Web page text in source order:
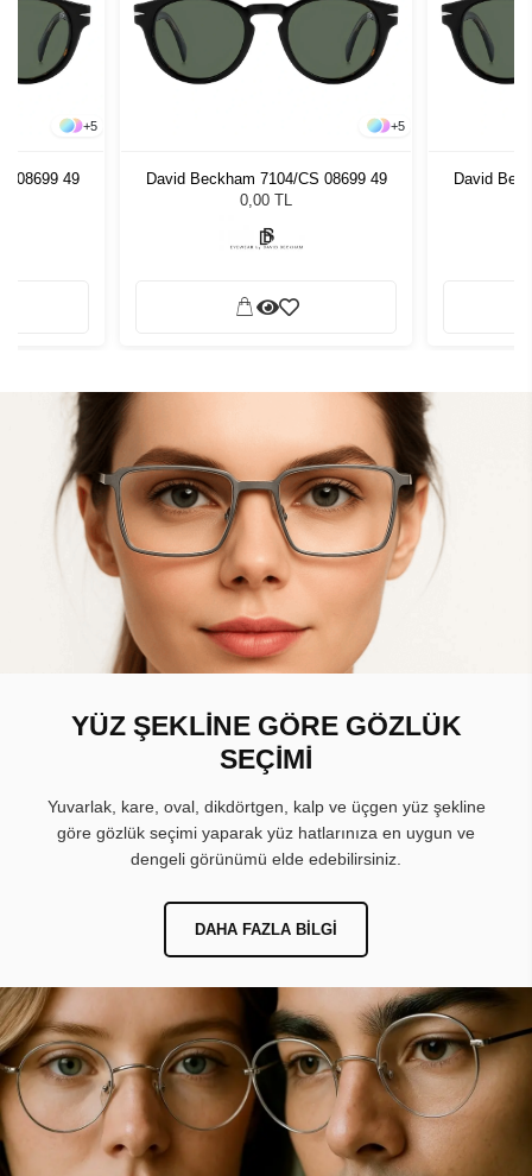
+5
08699 49
+5
David Beckham 7104/CS 08699 49
0,00 TL
David
YÜZ ŞEKLİNE GÖRE GÖZLÜK
SEÇİMİ
Yuvarlak, kare, oval, dikdörtgen, kalp ve üçgen yüz şekline
göre gözlük seçimi yaparak yüz hatlarınıza en uygun ve
dengeli görünümü elde edebilirsiniz.
DAHA FAZLA BILGI